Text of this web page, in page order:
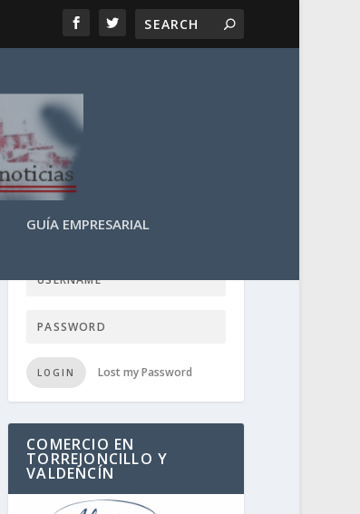
GUÍA EMPRESARIAL
LOGIN USER TTN
LOGIN Lost my Password
COMERCIO EN
TORREJONCILLO Y
VALDENCÍN